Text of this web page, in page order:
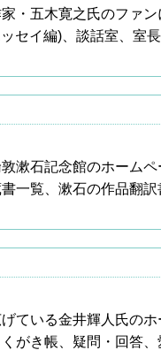
・五木寛之氏のファン
セイ編)、談話室、室長
漱石記念館のホーム
一覧、漱石の作品翻訳
ている金井輝人氏の
がき帳、疑問・回答、